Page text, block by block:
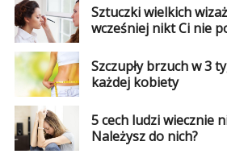
Sztuczki wielkich
wcześniej nikt Ci nie
Szczupły brzuch w 3
każdej kobiety
5 cech ludzi wiecznie
Należysz do nich?